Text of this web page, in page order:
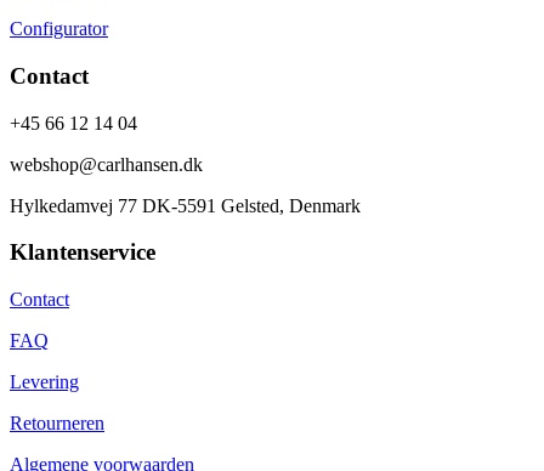
Configurator
Contact
+45 66 12 14 04
webshop@carlhansen.dk
Hylkedamvej 77 DK-5591 Gelsted, Denmark
Klantenservice
Contact
FAQ
Levering
Retourneren
Algemene voorwaarden